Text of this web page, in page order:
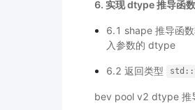
6. 实现 dtype 推导函数
6.1 shape 推导函
入参数的 dtype
6.2 返回类型
bev pool v2 dtype 推